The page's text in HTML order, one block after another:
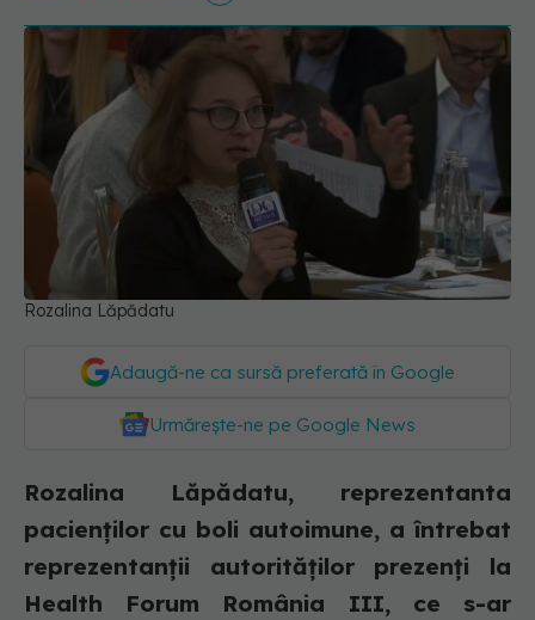
Rozalina Lăpădatu
Adaugă-ne ca sursă preferată în Google
Urmărește-ne pe Google News
Rozalina Lăpădatu, reprezentanta
pacienților cu boli autoimune, a întrebat
reprezentanții autorităților prezenți la
Health Forum România III, ce s-ar